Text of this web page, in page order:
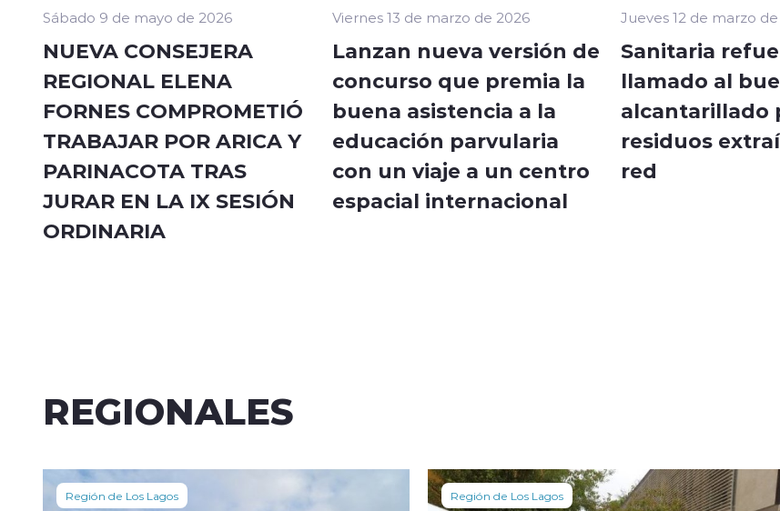
Sábado 9 de mayo de 2026
NUEVA CONSEJERA
REGIONAL ELENA
FORNES COMPROMETIÓ
TRABAJAR POR ARICA Y
PARINACOTA TRAS
JURAR EN LA IX SESIÓN
ORDINARIA
Viernes 13 de marzo de 2026
Lanzan nueva versión de
concurso que premia la
buena asistencia a la
educación parvularia
con un viaje a un centro
espacial internacional
Jueves 12 de marzo
Sanitaria
llamado al
alcantarillado
residuos
red
REGIONALES
Región de Los Lagos Región de Los Lagos